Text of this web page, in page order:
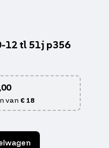
12 tl 51j p356
van € 18